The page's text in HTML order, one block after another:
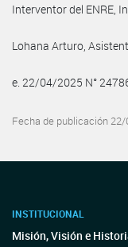
Interventor del ENRE,
Lohana Arturo,
e. 22/04/2025 N°
Fecha de publicación
INSTITUCIONAL
Misión, Visión e